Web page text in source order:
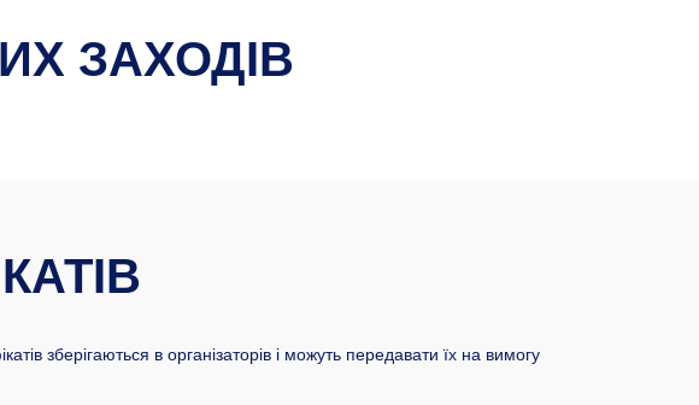
ЗАХОДІВ
зберігаються в організаторів і можуть передавати їх на вимогу